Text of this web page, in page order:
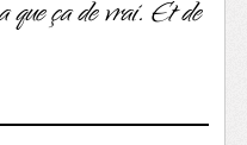
que ça de vrai. Et de